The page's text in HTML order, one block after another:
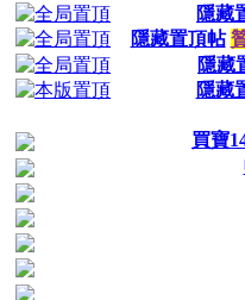
隱藏
隱藏置頂帖
隱藏
隱藏
買寶